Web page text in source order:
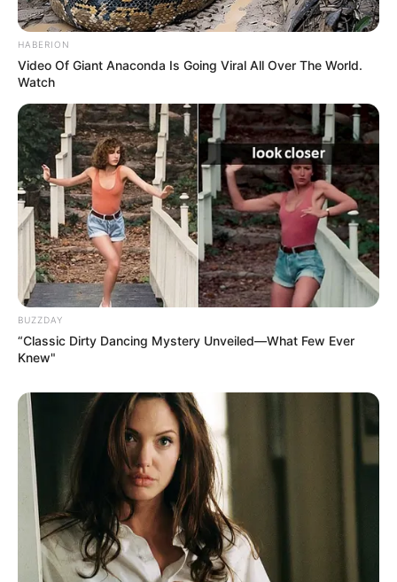
HABERION
Video Of Giant Anaconda Is Going Viral All Over The World.
Watch
BUZZDAY
“Classic Dirty Dancing Mystery Unveiled—What Few Ever
Knew"